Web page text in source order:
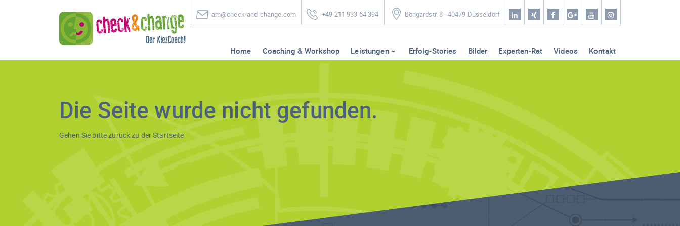
am@check-and-change.com +49 211 933 64 394 Bongardstr. 8 · 40479 Düsseldorf
Home Coaching & Workshop Leistungen Erfolg-Stories Bilder Experten-Rat Videos Kontakt
Die Seite wurde nicht gefunden.
Gehen Sie bitte zurück zu derStartseite
Home
Leistungen
Videos
Kontakt